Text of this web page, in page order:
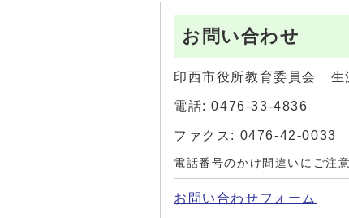
お問い合わせ
印西市役所教育委員会 生
電話: 0476-33-4836
ファクス: 0476-42-0033
電話番号のかけ間違いにご注
お問い合わせフォーム